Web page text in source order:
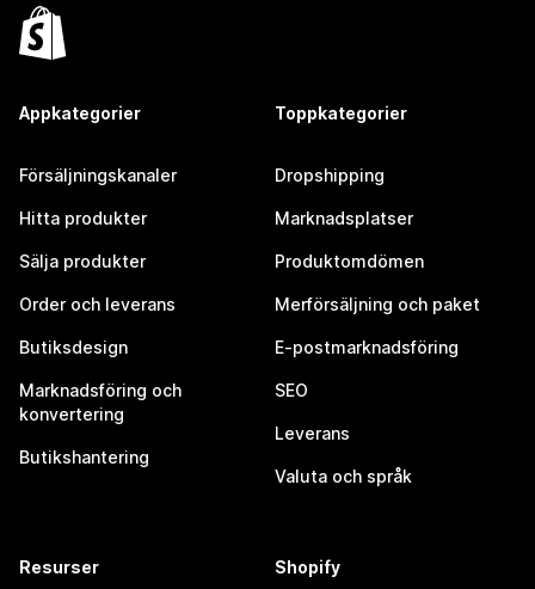
Appkategorier
Försäljningskanaler
Hitta produkter
Sälja produkter
Order och leverans
Butiksdesign
Marknadsföring och
konvertering
Butikshantering
Toppkategorier
Dropshipping
Marknadsplatser
Produktomdömen
Merförsäljning och paket
E-postmarknadsföring
SEO
Leverans
Valuta och språk
Resurser Shopify